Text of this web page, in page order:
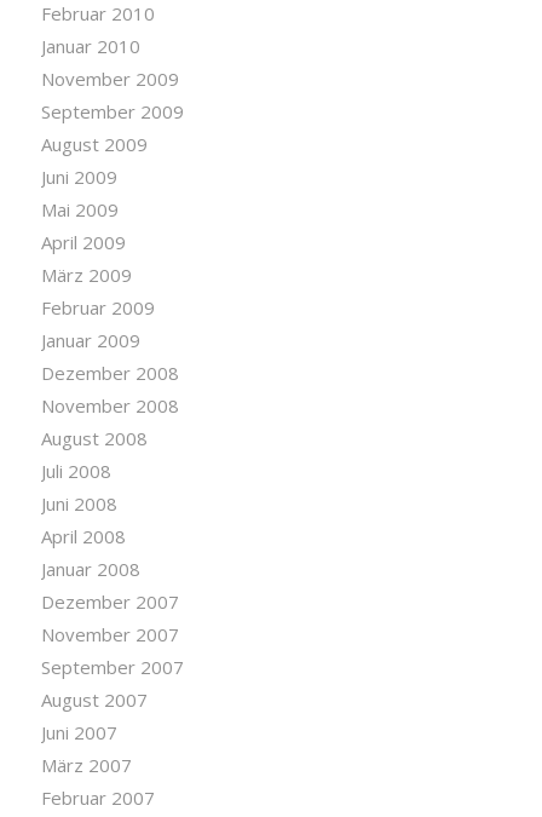
Februar 2010
Januar 2010
November 2009
September 2009
August 2009
Juni 2009
Mai 2009
April 2009
März 2009
Februar 2009
Januar 2009
Dezember 2008
November 2008
August 2008
Juli 2008
Juni 2008
April 2008
Januar 2008
Dezember 2007
November 2007
September 2007
August 2007
Juni 2007
März 2007
Februar 2007